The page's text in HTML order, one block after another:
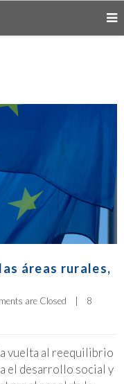
áreas rurales,
are Closed
8
vuelta al reequilibrio
el desarrollo social y